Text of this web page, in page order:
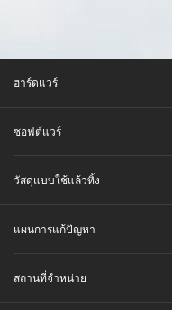
ฮาร์ดแวร์
ซอฟต์แวร์
วัสดุแบบใช้แล้วทิ้ง
แผนการแก้ปัญหา
สถานที่จำหน่าย